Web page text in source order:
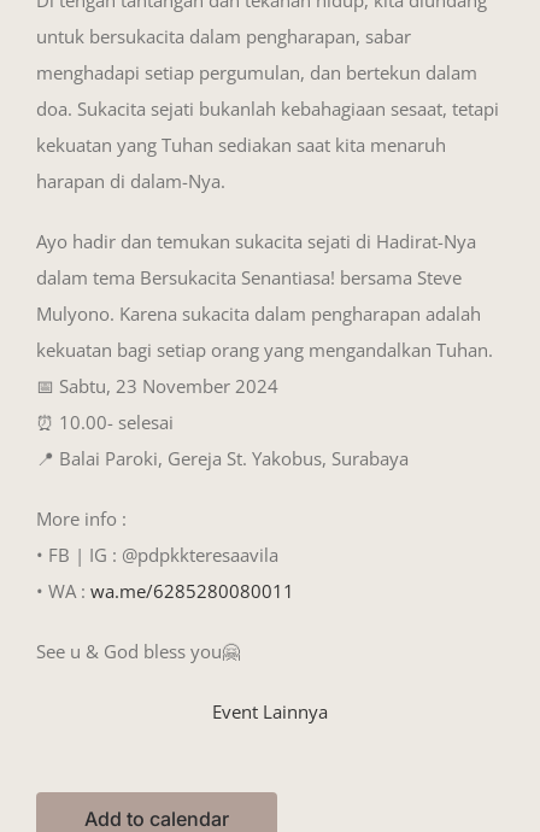
untuk bersukacita dalam pengharapan, sabar
menghadapi setiap pergumulan, dan bertekun dalam
doa. Sukacita sejati bukanlah kebahagiaan sesaat, tetapi
kekuatan yang Tuhan sediakan saat kita menaruh
harapan di dalam-Nya.
Ayo hadir dan temukan sukacita sejati di Hadirat-Nya
dalam tema Bersukacita Senantiasa! bersama Steve
Mulyono. Karena sukacita dalam pengharapan adalah
kekuatan bagi setiap orang yang mengandalkan Tuhan.
📅 Sabtu, 23 November 2024
⏰ 10.00- selesai
📍 Balai Paroki, Gereja St. Yakobus, Surabaya
More info :
• FB | IG : @pdpkkteresaavila
• WA : wa.me/6285280080011
See u & God bless you🤗
Event Lainnya
Add to calendar